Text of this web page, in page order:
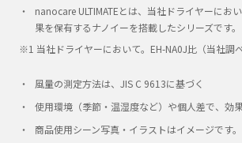
nanocare ULTIMATEとは、当社ドライヤーにお
果を保有するナノイーを搭載したシリーズです。
※1 当社ドライヤーにおいて。EH-NA0J比（当社調べ
風量の測定方法は、JIS C 9613に基づく
使用環境（季節・温湿度など）や個人差で、効果
商品使用シーン写真・イラストはイメージです。